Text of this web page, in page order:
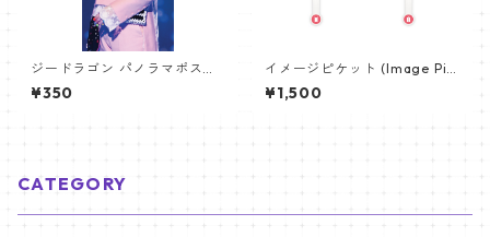
ジードラゴン パノラマポスタ
ー (GD Poster) 700*330mm
【GD 10】
¥350
イメージピケット (Image Pic
ket) うちわ - ヴィ (V_04)
¥1,500
CATEGORY